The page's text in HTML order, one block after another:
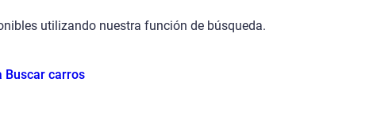
utilizando nuestra función de búsqueda.
Buscar carros